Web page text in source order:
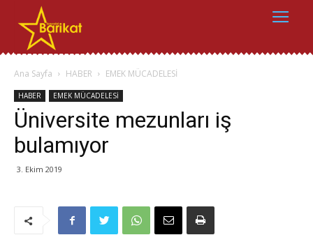
Ana Sayfa HABER EMEK MÜCADELESİ
HABER EMEK MÜCADELESİ
Üniversite mezunları iş
bulamıyor
3. Ekim 2019